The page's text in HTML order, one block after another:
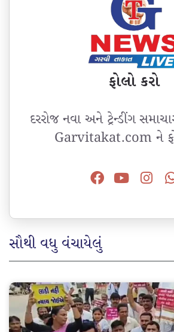
ફોલો કરો
દરરોજ નવા અને ટ્રેન્ડીંગ
Garvitakat.com ને
સૌથી વધુ વંચાયેલું